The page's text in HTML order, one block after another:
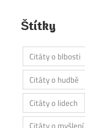
Štítky
Citáty o blbosti
Citáty o hudbě
Citáty o lidech